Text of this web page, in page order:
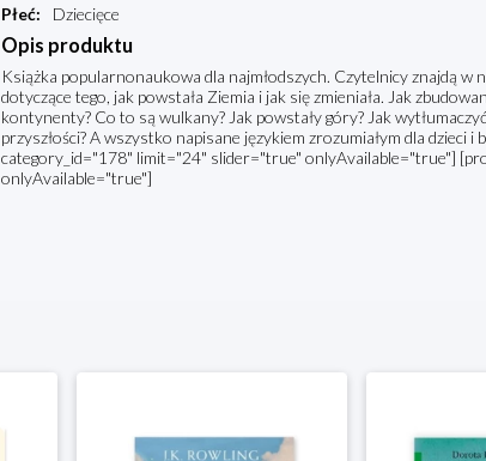
Płeć: Dziecięce
Opis produktu
Książka popularnonaukowa dla najmłodszych. Czytelnicy znajdą w
dotyczące tego, jak powstała Ziemia i jak się zmieniała. Jak
kontynenty? Co to są wulkany? Jak powstały góry? Jak
przyszłości? A wszystko napisane językiem zrozumiałym dla
category_id="178" limit="24" slider="true" onlyAvailable="true"]
onlyAvailable="true"]